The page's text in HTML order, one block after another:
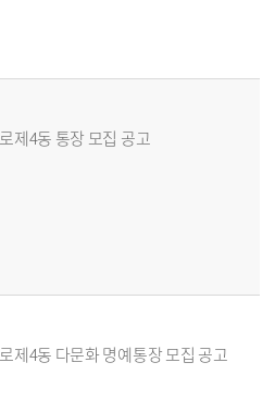
제4동 통장 모집 공고
제4동 다문화 명예통장 모집 공고